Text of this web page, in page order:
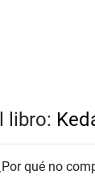
libro:
qué no